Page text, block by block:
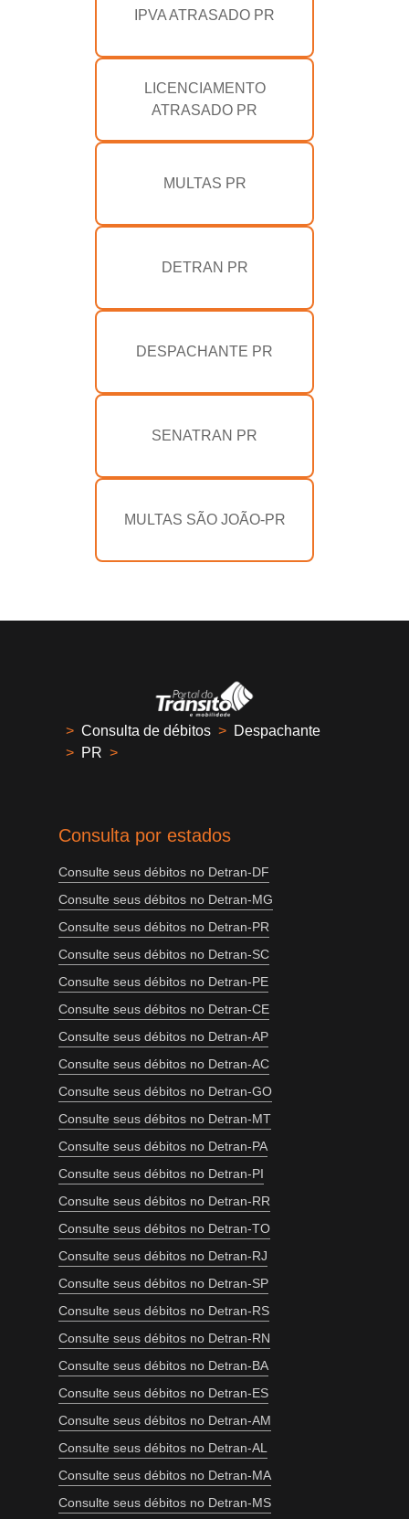
IPVA ATRASADO PR
LICENCIAMENTO
ATRASADO PR
MULTAS PR
DETRAN PR
DESPACHANTE PR
SENATRAN PR
MULTAS SÃO JOÃO-PR
> Consulta de débitos > Despachante
> PR >
Consulta por estados
Consulte seus débitos no Detran-DF
Consulte seus débitos no Detran-MG
Consulte seus débitos no Detran-PR
Consulte seus débitos no Detran-SC
Consulte seus débitos no Detran-PE
Consulte seus débitos no Detran-CE
Consulte seus débitos no Detran-AP
Consulte seus débitos no Detran-AC
Consulte seus débitos no Detran-GO
Consulte seus débitos no Detran-MT
Consulte seus débitos no Detran-PA
Consulte seus débitos no Detran-PI
Consulte seus débitos no Detran-RR
Consulte seus débitos no Detran-TO
Consulte seus débitos no Detran-RJ
Consulte seus débitos no Detran-SP
Consulte seus débitos no Detran-RS
Consulte seus débitos no Detran-RN
Consulte seus débitos no Detran-BA
Consulte seus débitos no Detran-ES
Consulte seus débitos no Detran-AM
Consulte seus débitos no Detran-AL
Consulte seus débitos no Detran-MA
Consulte seus débitos no Detran-MS